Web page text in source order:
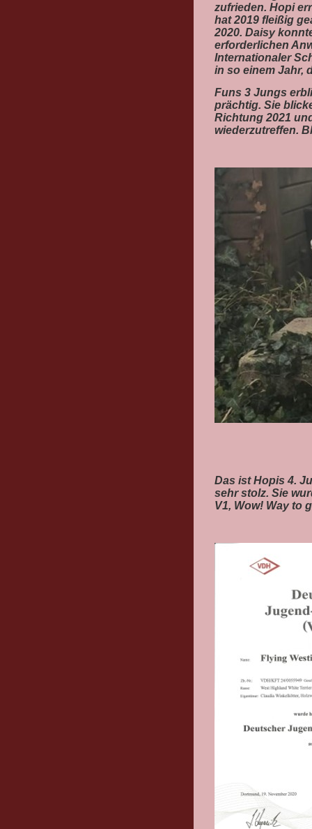
zufrieden. Hopi
hat 2019 fleißig
2020. Daisy
erforderlichen
Internationaler
in so einem Jahr,
Funs 3 Jungs
prächtig. Sie
Richtung 2021
wiederzutreffen.
Das ist Hopis 4.
sehr stolz. Sie
V1, Wow! Way to